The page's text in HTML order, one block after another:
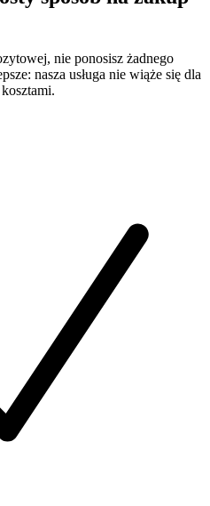
nie ponosisz żadnego
nasza usługa nie wiąże się dla